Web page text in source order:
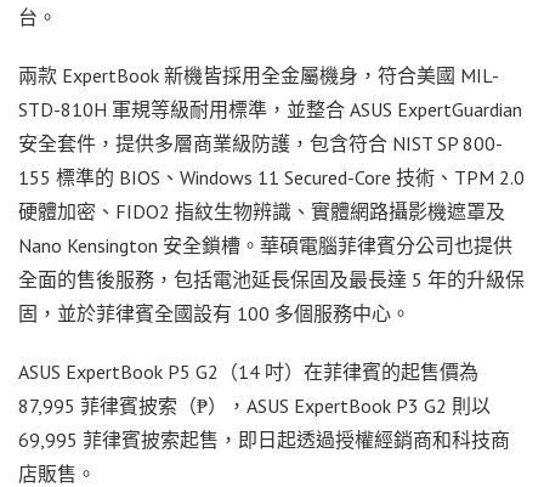
台。
兩款 ExpertBook 新機皆採用全金屬機身，符合美國 MIL-
STD-810H 軍規等級耐用標準，並整合 ASUS ExpertGuardian
安全套件，提供多層商業級防護，包含符合 NIST SP 800-
155 標準的 BIOS、Windows 11 Secured-Core 技術、TPM 2.0
硬體加密、FIDO2 指紋生物辨識、實體網路攝影機遮罩及
Nano Kensington 安全鎖槽。華碩電腦菲律賓分公司也提供
全面的售後服務，包括電池延長保固及最長達 5 年的升級保
固，並於菲律賓全國設有 100 多個服務中心。
ASUS ExpertBook P5 G2（14 吋）在菲律賓的起售價為
87,995 菲律賓披索（₱），ASUS ExpertBook P3 G2 則以
69,995 菲律賓披索起售，即日起透過授權經銷商和科技商
店販售。